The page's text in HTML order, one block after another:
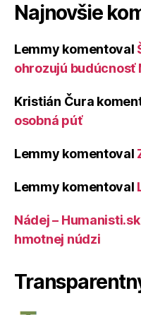
Najnovšie
Lemmy komentoval
ohrozujú budúcnosť
Kristián Čura
osobná púť
Lemmy komentoval
Lemmy komentoval
Nádej – Humanisti.sk
hmotnej núdzi